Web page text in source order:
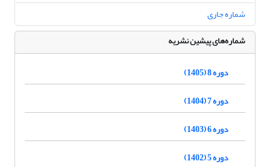
شماره جاری
شماره‌های پیشین نشریه
دوره 8 (1405)
دوره 7 (1404)
دوره 6 (1403)
دوره 5 (1402)